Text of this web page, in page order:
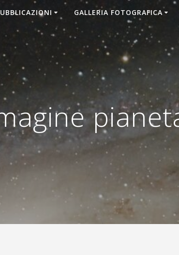
GALLERIA FOTOGRAFICA